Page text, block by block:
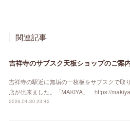
関連記事
吉祥寺のサブスク天板ショップのご案
吉祥寺の駅近に無垢の一枚板をサブスクで取
店が出来ました。「MAKIYA」 https://
2026.04.30 23:42